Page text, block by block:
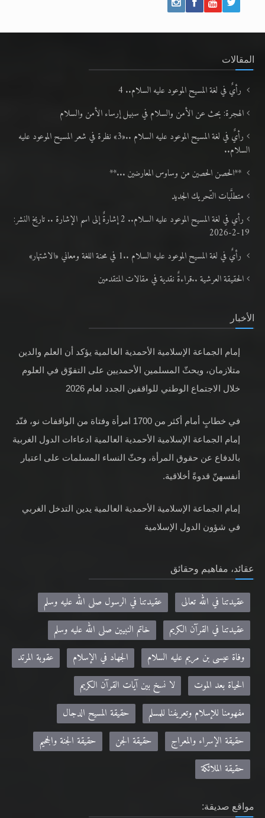
المقالات
رأيٌ في لغة المسيح الموعود عليه السلام.. 4
الهجرة: بحث عن الأمن والسلام في سبيل إرساء الأمن والسلام
رأيٌ في لغة المسيح الموعود عليه السلام ..«3» نظرة في شعر المسيح الموعود عليه
السلام..
**الحصن الحصين من وساوس المعارضين ...**
متطلَّبات التّحريك الجديد
رأي في لغة المسيح الموعود عليه السلام.. 2 إشارةٌ إلى اسم الإشارة .. تاريخ النشر:
19-2-2026
رأيٌ في لغة المسيح الموعود عليه السلام ..1 في محنة اللغة ومعاني «الاشتهار»
الحقيقة العرشية ..قراءةٌ نقدية في مقالات المتقدمين
الأخبار
إمام الجماعة الإسلامية الأحمدية العالمية يؤكد أن العلم والدين
متلازمان، ويحثّ المسلمين الأحمديين على التفوّق في العلوم
خلال الاجتماع الوطني للواقفين الجدد لعام 2026
في خطابٍ أمام أكثر من 1700 امرأة وفتاة من الواقفات نو، فنّد
إمام الجماعة الإسلامية الأحمدية العالمية ادعاءات الدول الغربية
بالدفاع عن حقوق المرأة، وحثّ النساء المسلمات على اعتبار
أنفسهنّ قدوةً أخلاقية.
إمام الجماعة الإسلامية الأحمدية العالمية يدين التدخل الغربي
في شؤون الدول الإسلامية
عقائد، مفاهيم وحقائق
عقيدتنا في الله تعالى
عقيدتنا في الرسول صلى الله عليه وسلم
عقيدتنا في القرآن الكريم
خاتم النبيين صلى الله عليه وسلم
وفاة عيسى بن مريم عليه السلام
الجهاد في الإسلام
عقوبة المرتد
الحياة بعد الموت
لا نسخ بين آيات القرآن الكريم
مفهومنا للإسلام وتعريفنا للمسلم
حقيقة المسيح الدجال
حقيقة الإسراء والمعراج
حقيقة الجن
حقيقة الجنة والجحيم
حقيقة الملائكة
مواقع صديقة: